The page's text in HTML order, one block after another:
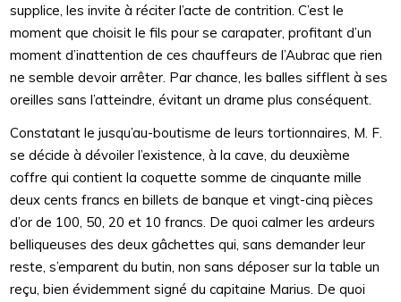
supplice, les invite à réciter l’acte de contrition. C’est le
moment que choisit le fils pour se carapater, profitant d’un
moment d’inattention de ces chauffeurs de l’Aubrac que rien
ne semble devoir arrêter. Par chance, les balles sifflent à ses
oreilles sans l’atteindre, évitant un drame plus conséquent.
Constatant le jusqu’au-boutisme de leurs tortionnaires, M. F.
se décide à dévoiler l’existence, à la cave, du deuxième
coffre qui contient la coquette somme de cinquante mille
deux cents francs en billets de banque et vingt-cinq pièces
d’or de 100, 50, 20 et 10 francs. De quoi calmer les ardeurs
belliqueuses des deux gâchettes qui, sans demander leur
reste, s’emparent du butin, non sans déposer sur la table un
reçu, bien évidemment signé du capitaine Marius. De quoi